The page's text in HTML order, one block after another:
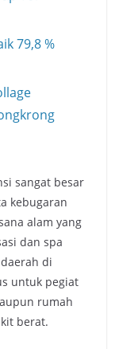
79,8 %
sangat besar
kebugaran
alam yang
dan spa
di
untuk pegiat
rumah
berat.